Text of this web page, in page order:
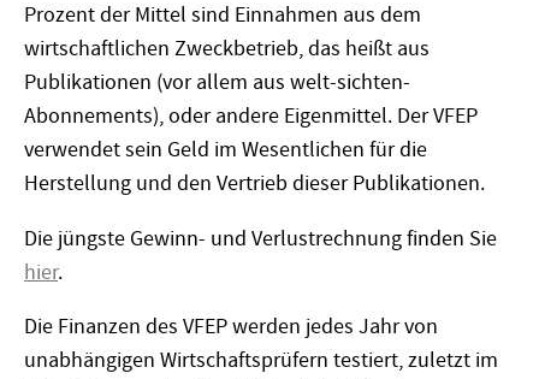
Prozent der Mittel sind Einnahmen aus dem
wirtschaftlichen Zweckbetrieb, das heißt aus
Publikationen (vor allem aus welt-sichten-
Abonnements), oder andere Eigenmittel. Der VFEP
verwendet sein Geld im Wesentlichen für die
Herstellung und den Vertrieb dieser Publikationen.
Die jüngste Gewinn- und Verlustrechnung finden Sie
hier.
Die Finanzen des VFEP werden jedes Jahr von
unabhängigen Wirtschaftsprüfern testiert, zuletzt im